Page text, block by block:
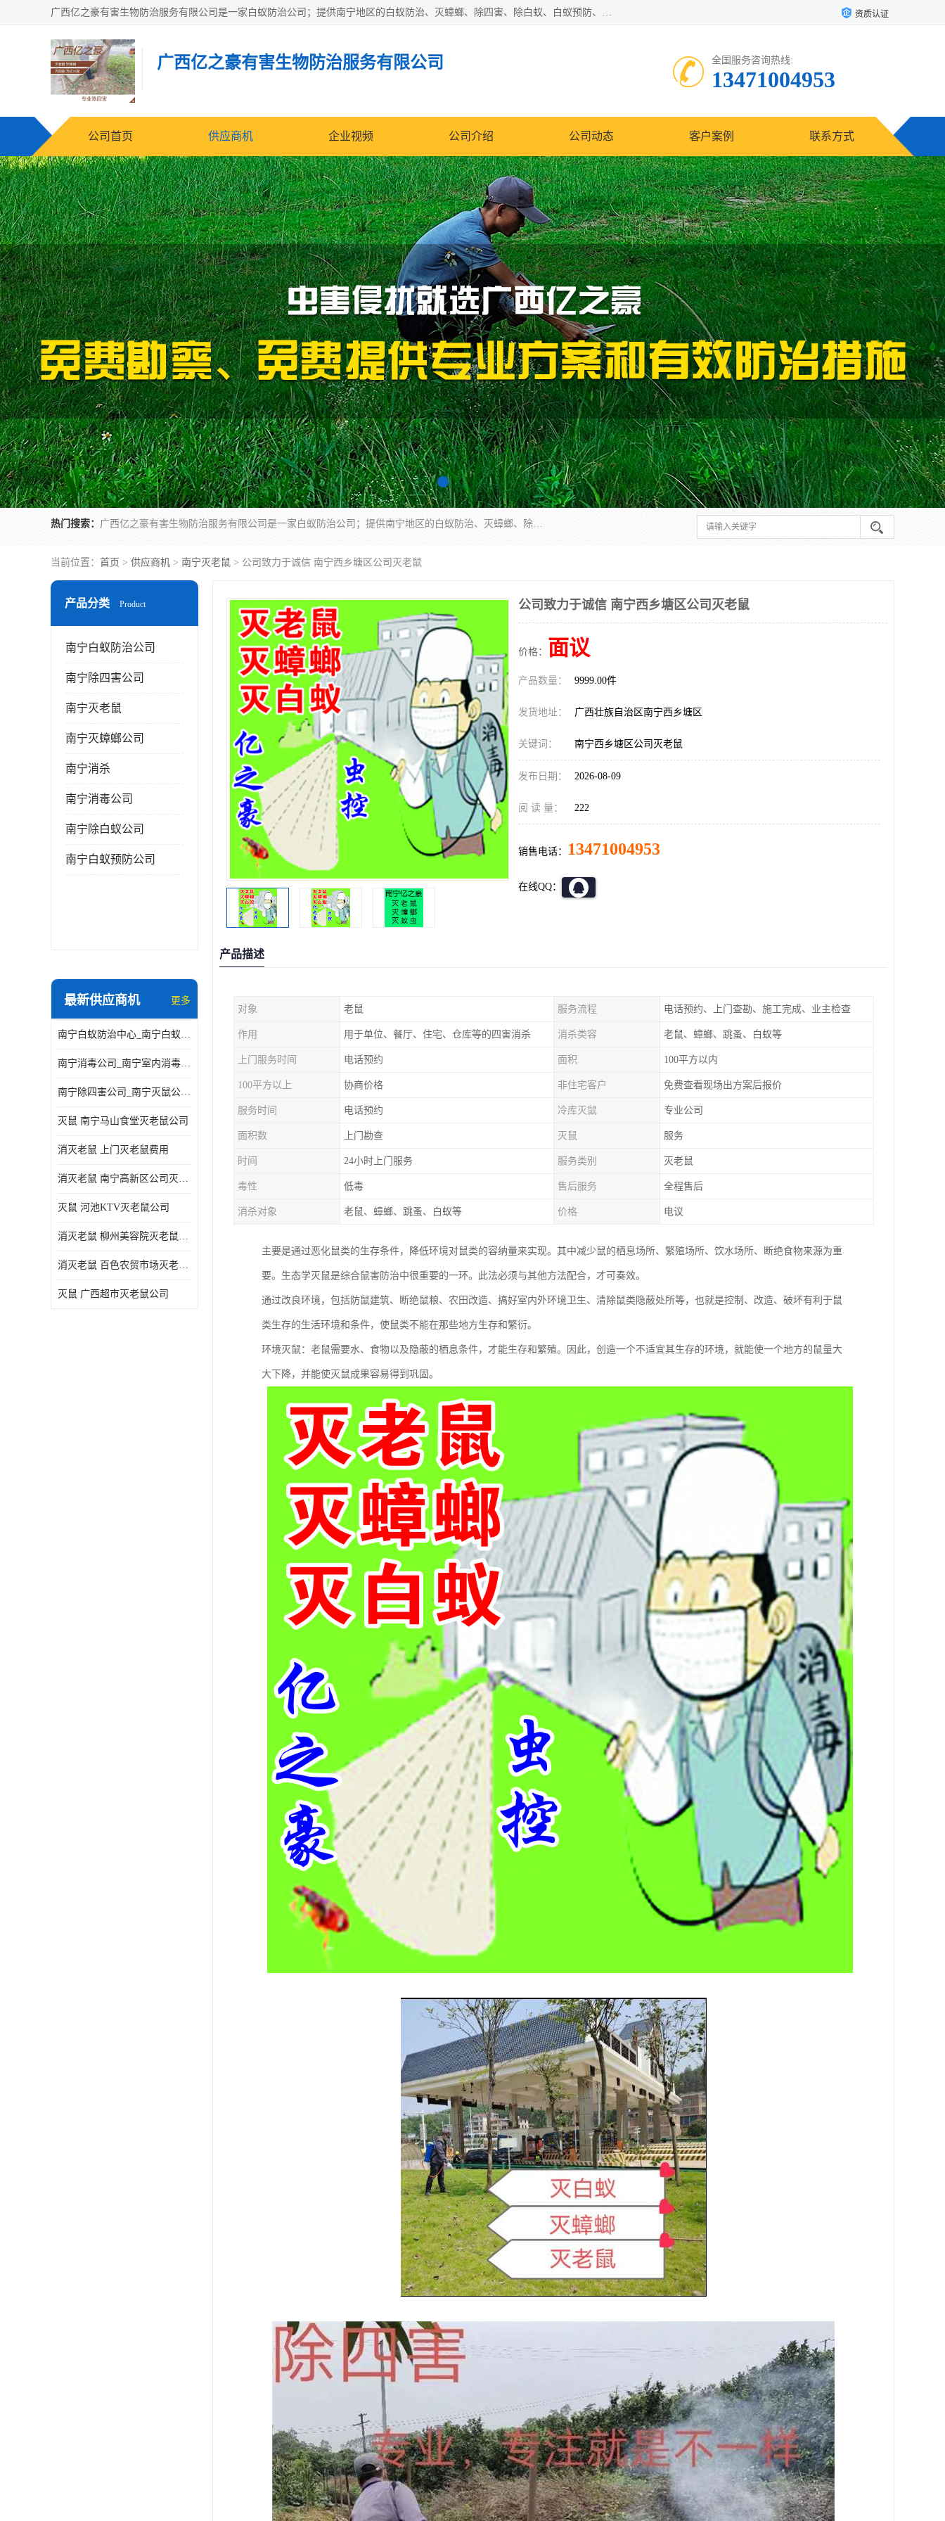
广西亿之豪有害生物防治服务有限公司是一家白蚁防治公司；提供南宁地区的白蚁防治、灭蟑螂、除四害、除白蚁、白蚁预防、消毒等服务，广西亿之豪有害生物防治服务有限公司专业灭蟑螂,灭鼠,除四害,服务上门,安全环保,售后保障,一次消杀，竭诚为您服务. 资质认证
广西亿之豪有害生物防治服务有限公司 全国服务咨询热线:
13471004953
公司首页 供应商机 企业视频 公司介绍 公司动态 客户案例 联系方式
热门搜索： 广西亿之豪有害生物防治服务有限公司是一家白蚁防治公司；提供南宁地区的白蚁防治、灭蟑螂、除四害、除白蚁、白蚁预防、消毒等服务，广西亿之豪有害生物防治服务有限公司专业灭蟑螂,灭鼠,除四害,服务上门,安全环保,售后保障,一次消杀，竭诚为您服务.
当前位置： 首页 > 供应商机 > 南宁灭老鼠 > 公司致力于诚信 南宁西乡塘区公司灭老鼠
产品分类 Product
南宁白蚁防治公司
南宁除四害公司
南宁灭老鼠
南宁灭蟑螂公司
南宁消杀
南宁消毒公司
南宁除白蚁公司
南宁白蚁预防公司
最新供应商机 更多
南宁白蚁防治中心_南宁白蚁防治所电话_南宁白蚁防治公司
南宁消毒公司_南宁室内消毒_南宁室内消毒公司
南宁除四害公司_南宁灭鼠公司_南宁杀虫公司
灭鼠 南宁马山食堂灭老鼠公司
消灭老鼠 上门灭老鼠费用
消灭老鼠 南宁高新区公司灭老鼠
灭鼠 河池KTV灭老鼠公司
消灭老鼠 柳州美容院灭老鼠费用
消灭老鼠 百色农贸市场灭老鼠公司
灭鼠 广西超市灭老鼠公司
公司致力于诚信 南宁西乡塘区公司灭老鼠
价格： 面议
产品数量： 9999.00件
发货地址： 广西壮族自治区南宁西乡塘区
关键词： 南宁西乡塘区公司灭老鼠
发布日期： 2026-08-09
阅 读 量： 222
销售电话： 13471004953
在线QQ：
产品描述
对象 老鼠 服务流程 电话预约、上门查勘、施工完成、业主检查
作用 用于单位、餐厅、住宅、仓库等的四害消杀 消杀类容 老鼠、蟑螂、跳蚤、白蚁等
上门服务时间 电话预约 面积 100平方以内
100平方以上 协商价格 非住宅客户 免费查看现场出方案后报价
服务时间 电话预约 冷库灭鼠 专业公司
面积数 上门勘查 灭鼠 服务
时间 24小时上门服务 服务类别 灭老鼠
毒性 低毒 售后服务 全程售后
消杀对象 老鼠、蟑螂、跳蚤、白蚁等 价格 电议
主要是通过恶化鼠类的生存条件，降低环境对鼠类的容纳量来实现。其中减少鼠的栖息场所、繁殖场所、饮水场所、断绝食物来源为重
要。生态学灭鼠是综合鼠害防治中很重要的一环。此法必须与其他方法配合，才可奏效。
通过改良环境，包括防鼠建筑、断绝鼠粮、农田改造、搞好室内外环境卫生、清除鼠类隐蔽处所等，也就是控制、改造、破坏有利于鼠
类生存的生活环境和条件，使鼠类不能在那些地方生存和繁衍。
环境灭鼠：老鼠需要水、食物以及隐蔽的栖息条件，才能生存和繁殖。因此，创造一个不适宜其生存的环境，就能使一个地方的鼠量大
大下降，并能使灭鼠成果容易得到巩固。